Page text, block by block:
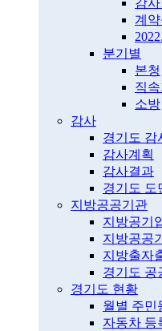
계
분기별
본청
직
소방
감사
경기도 감
감사계획
감사결과
경기도 도
지방공공기관
지방공기
지방공공
지방출자
경기도 공
경기도 현황
월별 주민
자동차 등